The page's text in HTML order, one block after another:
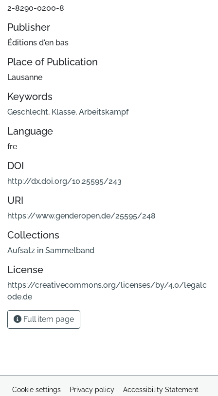
2-8290-0200-8
Publisher
Éditions d'en bas
Place of Publication
Lausanne
Keywords
Geschlecht, Klasse, Arbeitskampf
Language
fre
DOI
http://dx.doi.org/10.25595/243
URI
https://www.genderopen.de/25595/248
Collections
Aufsatz in Sammelband
License
https://creativecommons.org/licenses/by/4.0/legalc
ode.de
Full item page
Cookie settings Privacy policy Accessibility Statement